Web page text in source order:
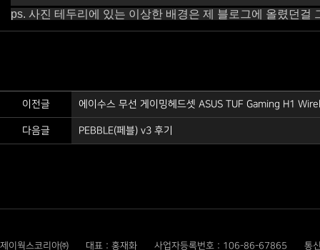
ps. 사진 테두리에 있는 이상한 배경은 제 블로그에 올렸던
이전글 에이수스 무선 게이밍헤드셋 ASUS TUF Gaming H1
다음글 PEBBLE(페블) v3 후기
제이웍스코리아㈜ 대표 : 홍재화 사업자등록번호 : 106-86-67865 통